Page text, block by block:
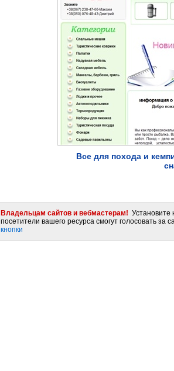
Все для похода и
Владельцам сайтов и вебмастерам! Установите
посетители вашего ресурса смогут голосовать за
кнопки